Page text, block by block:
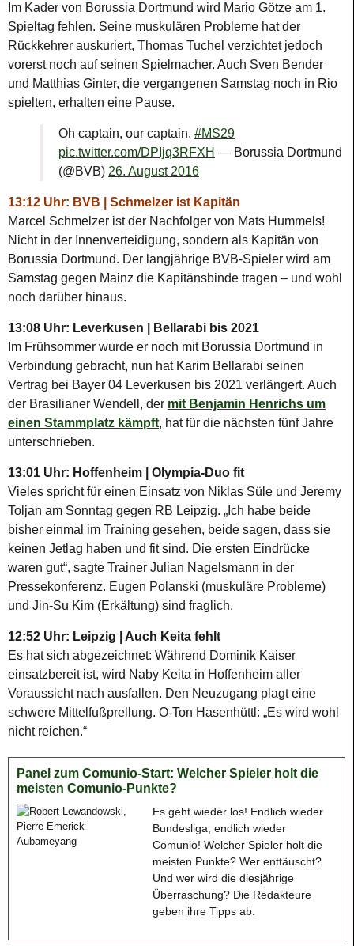
Im Kader von Borussia Dortmund wird Mario Götze am 1.
Spieltag fehlen. Seine muskulären Probleme hat der
Rückkehrer auskuriert, Thomas Tuchel verzichtet jedoch
vorerst noch auf seinen Spielmacher. Auch Sven Bender
und Matthias Ginter, die vergangenen Samstag noch in Rio
spielten, erhalten eine Pause.
Oh captain, our captain. #MS29
pic.twitter.com/DPIjq3RFXH — Borussia Dortmund
(@BVB) 26. August 2016
13:12 Uhr: BVB | Schmelzer ist Kapitän
Marcel Schmelzer ist der Nachfolger von Mats Hummels!
Nicht in der Innenverteidigung, sondern als Kapitän von
Borussia Dortmund. Der langjährige BVB-Spieler wird am
Samstag gegen Mainz die Kapitänsbinde tragen – und wohl
noch darüber hinaus.
13:08 Uhr: Leverkusen | Bellarabi bis 2021
Im Frühsommer wurde er noch mit Borussia Dortmund in
Verbindung gebracht, nun hat Karim Bellarabi seinen
Vertrag bei Bayer 04 Leverkusen bis 2021 verlängert. Auch
der Brasilianer Wendell, der mit Benjamin Henrichs um
einen Stammplatz kämpft, hat für die nächsten fünf Jahre
unterschrieben.
13:01 Uhr: Hoffenheim | Olympia-Duo fit
Vieles spricht für einen Einsatz von Niklas Süle und Jeremy
Toljan am Sonntag gegen RB Leipzig. „Ich habe beide
bisher einmal im Training gesehen, beide sagen, dass sie
keinen Jetlag haben und fit sind. Die ersten Eindrücke
waren gut“, sagte Trainer Julian Nagelsmann in der
Pressekonferenz. Eugen Polanski (muskuläre Probleme)
und Jin-Su Kim (Erkältung) sind fraglich.
12:52 Uhr: Leipzig | Auch Keita fehlt
Es hat sich abgezeichnet: Während Dominik Kaiser
einsatzbereit ist, wird Naby Keita in Hoffenheim aller
Voraussicht nach ausfallen. Den Neuzugang plagt eine
schwere Mittelfußprellung. O-Ton Hasenhüttl: „Es wird wohl
nicht reichen.“
Panel zum Comunio-Start: Welcher Spieler holt die
meisten Comunio-Punkte?
Es geht wieder los! Endlich wieder
Bundesliga, endlich wieder
Comunio! Welcher Spieler holt die
meisten Punkte? Wer enttäuscht?
Und wer wird die diesjährige
Überraschung? Die Redakteure
geben ihre Tipps ab.